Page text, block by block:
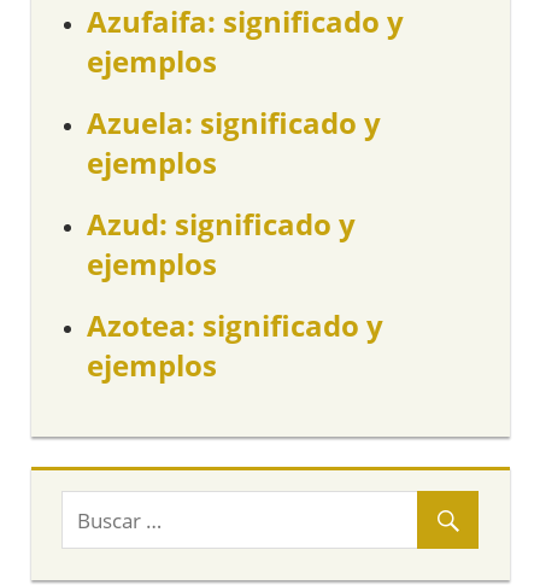
Azufaifa: significado y
ejemplos
Azuela: significado y
ejemplos
Azud: significado y
ejemplos
Azotea: significado y
ejemplos